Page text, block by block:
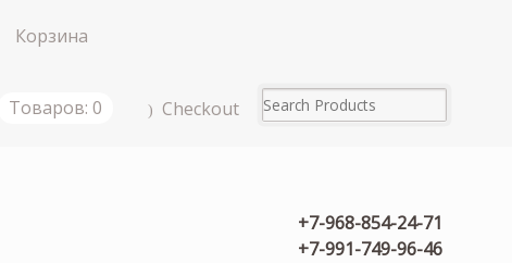
Корзина
Товаров: 0 Checkout
+7-968-854-24-71
+7-991-749-96-46